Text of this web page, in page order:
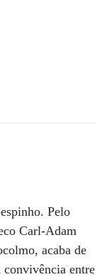
Pelo
Carl-Adam
acaba de
entre